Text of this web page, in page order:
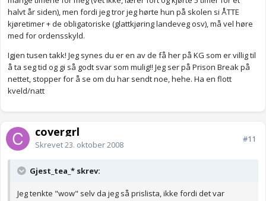
halvt år siden), men fordi jeg tror jeg hørte hun på skolen si ÅTTE
kjøretimer + de obligatoriske (glattkjøring landeveg osv), må vel høre
med for ordensskyld.
Igjen tusen takk! Jeg synes du er en av de få her på KG som er villig til
å ta seg tid og gi så godt svar som mulig!! Jeg ser på Prison Break på
nettet, stopper for å se om du har sendt noe, hehe. Ha en flott
kveld/natt
covergrl
Skrevet23. oktober 2008
#11
Gjest_tea_* skrev:
Jeg tenkte "wow" selv da jeg så prislista, ikke fordi det var